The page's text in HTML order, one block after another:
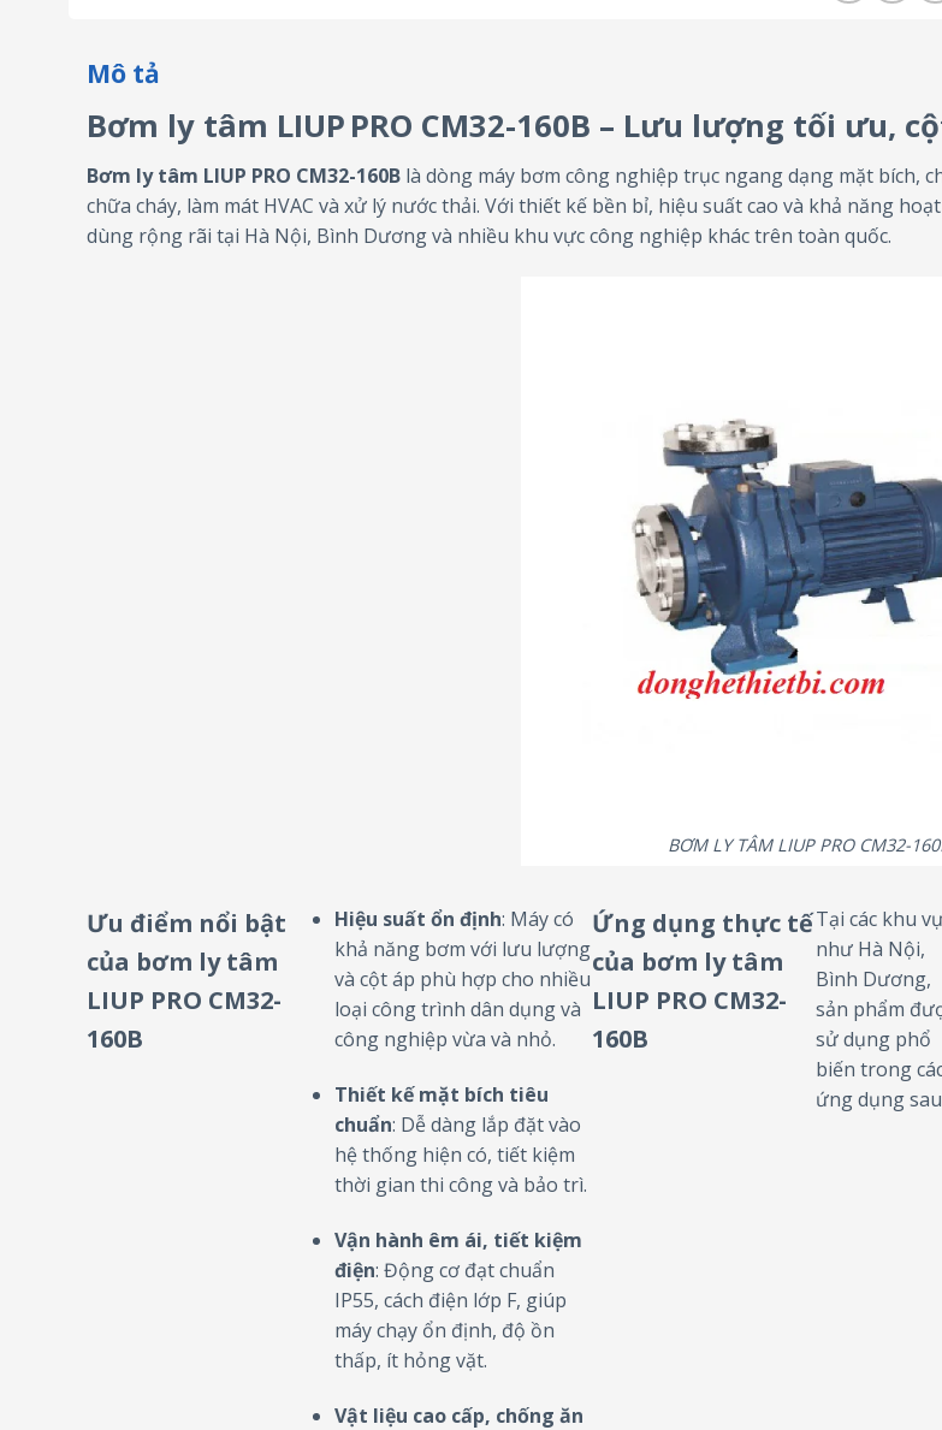
Mô tả
Bơm ly tâm LIUP PRO CM32-160B – Lưu lượng tối ưu,
Bơm ly tâm LIUP PRO CM32-160B là dòng máy bơm công nghiệp trục ngang dạng mặt bích,
chữa cháy, làm mát HVAC và xử lý nước thải. Với thiết kế bền bỉ, hiệu suất cao và khả năng
dùng rộng rãi tại Hà Nội, Bình Dương và nhiều khu vực công nghiệp khác trên toàn quốc.
BƠM LY TÂM LIUP PRO CM32-
Ưu điểm nổi bật
của bơm ly tâm
LIUP PRO CM32-
160B
Hiệu suất ổn định: Máy có
khả năng bơm với lưu lượng
và cột áp phù hợp cho nhiều
loại công trình dân dụng và
công nghiệp vừa và nhỏ.
Thiết kế mặt bích tiêu
chuẩn: Dễ dàng lắp đặt vào
hệ thống hiện có, tiết kiệm
thời gian thi công và bảo trì.
Vận hành êm ái, tiết kiệm
điện: Động cơ đạt chuẩn
IP55, cách điện lớp F, giúp
máy chạy ổn định, độ ồn
thấp, ít hỏng vặt.
Vật liệu cao cấp, chống ăn
Ứng dụng thực tế
của bơm ly tâm
LIUP PRO CM32-
160B
Tại các khu
như Hà Nội,
Bình Dương,
sản phẩm
sử dụng phổ
biến trong
ứng dụng